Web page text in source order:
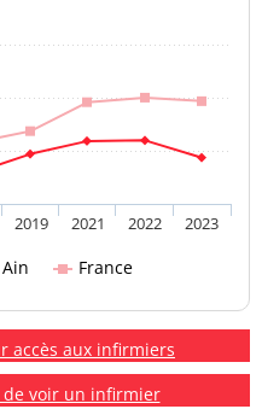
Ain France
2019 2021 2022 2023
accès aux infirmiers
voir un infirmier